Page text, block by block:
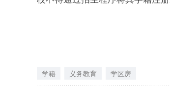
学籍 义务教育 学区房